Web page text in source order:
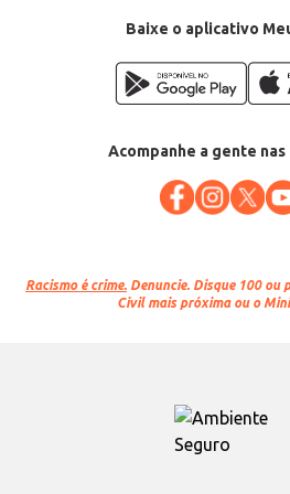
Baixe o aplicativo
Acompanhe a gente
Racismo é crime. Denuncie. Disque 100 ou
Civil mais próxima ou o